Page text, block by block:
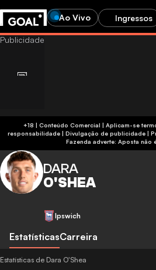
Ao Vivo Ingressos
+18 | Conteúdo Comercial | Aplicam-se termos e condições | Jogue com
responsabilidade| Divulgação de publicidade|
Fazenda adverte: Aposta não
DARA
O'SHEA
Ipswich
EstatísticasCarreira
Estatísticas de Dara O'Shea